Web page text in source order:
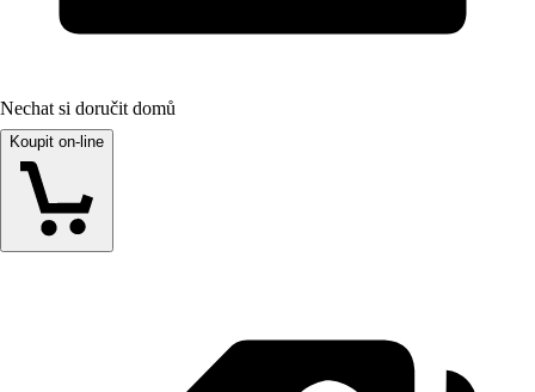
Nechat si doručit domů
Koupit on-line